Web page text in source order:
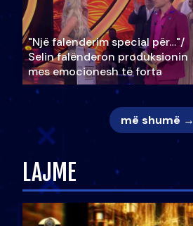
"Një falenderim special për…"/
Selin falënderon produksionin
mes emocionesh të forta
më shumë →
LAJME